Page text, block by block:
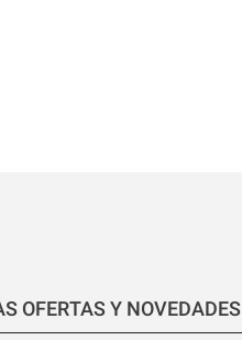
OFERTAS Y NOVEDADES